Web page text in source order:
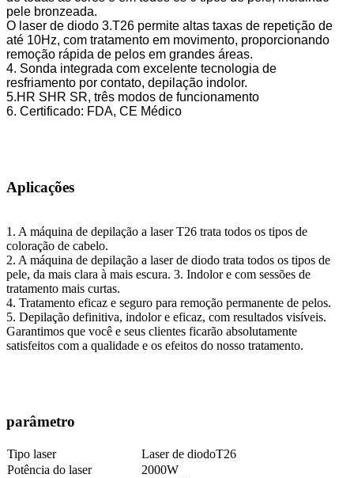
pele bronzeada.
O laser de diodo 3.T26 permite altas taxas de repetição de
até 10Hz, com tratamento em movimento, proporcionando
remoção rápida de pelos em grandes áreas.
4. Sonda integrada com excelente tecnologia de
resfriamento por contato, depilação indolor.
5.HR SHR SR, três modos de funcionamento
6. Certificado: FDA, CE Médico
Aplicações
1. A máquina de depilação a laser T26 trata todos os tipos de
coloração de cabelo.
2. A máquina de depilação a laser de diodo trata todos os tipos de
pele, da mais clara à mais escura. 3. Indolor e com sessões de
tratamento mais curtas.
4. Tratamento eficaz e seguro para remoção permanente de pelos.
5. Depilação definitiva, indolor e eficaz, com resultados visíveis.
Garantimos que você e seus clientes ficarão absolutamente
satisfeitos com a qualidade e os efeitos do nosso tratamento.
parâmetro
Tipo laser
Laser de diodoT26
Potência do laser
2000W